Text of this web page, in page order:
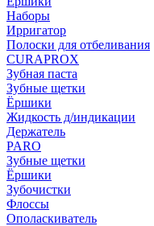
Наборы
Ирригатор
Полоски для отбеливания
CURAPROX
Зубная паста
Зубные щетки
Ёршики
Жидкость д/индикации
Держатель
PARO
Зубные щетки
Ёршики
Зубочистки
Флоссы
Ополаскиватель